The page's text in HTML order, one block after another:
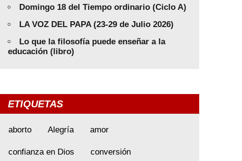
Domingo 18 del Tiempo ordinario (Ciclo A)
LA VOZ DEL PAPA (23-29 de Julio 2026)
Lo que la filosofía puede enseñar a la
educación (libro)
ETIQUETAS
aborto Alegría amor
confianza en Dios conversión